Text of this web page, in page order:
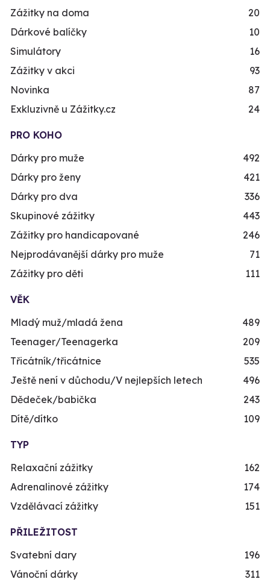
Zážitky na doma
20
Dárkové balíčky
10
Simulátory
16
Zážitky v akci
93
Novinka
87
Exkluzivně u Zážitky.cz
24
PRO KOHO
Dárky pro muže
492
Dárky pro ženy
421
Dárky pro dva
336
Skupinové zážitky
443
Zážitky pro handicapované
246
Nejprodávanější dárky pro muže
71
Zážitky pro děti
111
VĚK
Mladý muž/mladá žena
489
Teenager/Teenagerka
209
Třicátník/třicátnice
535
Ještě není v důchodu/V nejlepších letech
496
Dědeček/babička
243
Dítě/dítko
109
TYP
Relaxační zážitky
162
Adrenalinové zážitky
174
Vzdělávací zážitky
151
PŘILEŽITOST
Svatební dary
196
Vánoční dárky
311